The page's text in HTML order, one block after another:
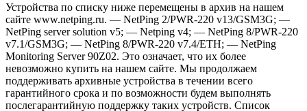
Устройства по списку ниже перемещены в архив на нашем
сайте www.netping.ru. — NetPing 2/PWR-220 v13/GSM3G; —
NetPing server solution v5; — Netping v4; — NetPing 8/PWR-220
v7.1/GSM3G; — NetPing 8/PWR-220 v7.4/ETH; — NetPing
Monitoring Server 90Z02. Это означает, что их более
невозможно купить на нашем сайте. Мы продолжаем
поддерживать архивные устройства в течении всего
гарантийного срока и по возможности будем выполнять
послегарантийную поддержку таких устройств. Список